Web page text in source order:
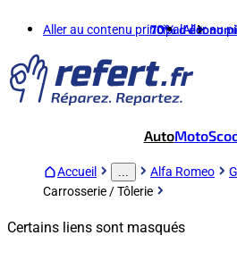
Aller au contenu principalAller au
70%
AutoMoto
Accueil Alfa Romeo
Carrosserie / Tôlerie
Certains liens sont masqués